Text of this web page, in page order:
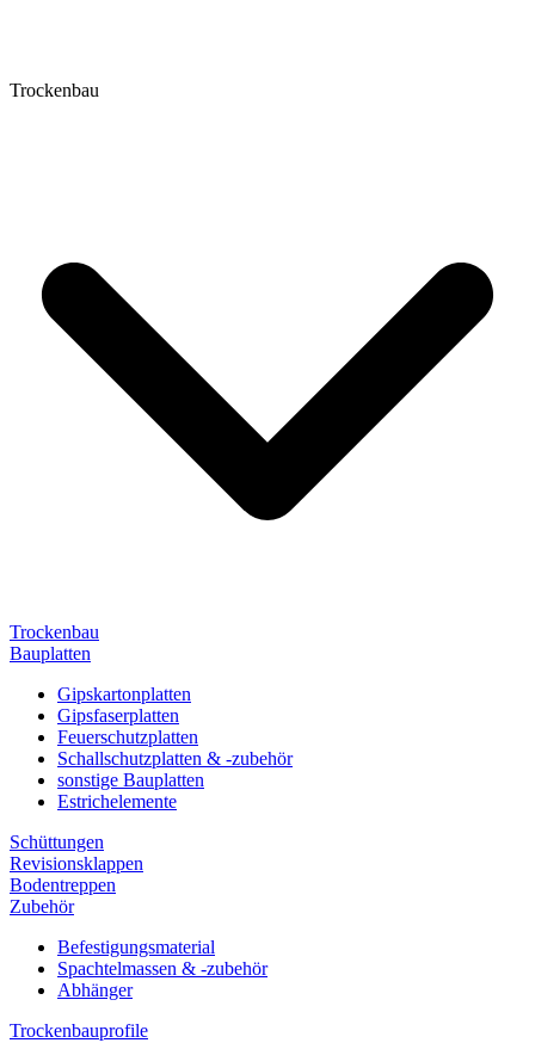
Trockenbau
Trockenbau
Bauplatten
Gipskartonplatten
Gipsfaserplatten
Feuerschutzplatten
Schallschutzplatten & -zubehör
sonstige Bauplatten
Estrichelemente
Schüttungen
Revisionsklappen
Bodentreppen
Zubehör
Befestigungsmaterial
Spachtelmassen & -zubehör
Abhänger
Trockenbauprofile